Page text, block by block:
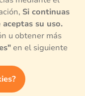
y divisas
puedes hacerlo en
consúltala
por Porvenir S.A.
Si continuas
su uso.
u obtener más
en el siguiente